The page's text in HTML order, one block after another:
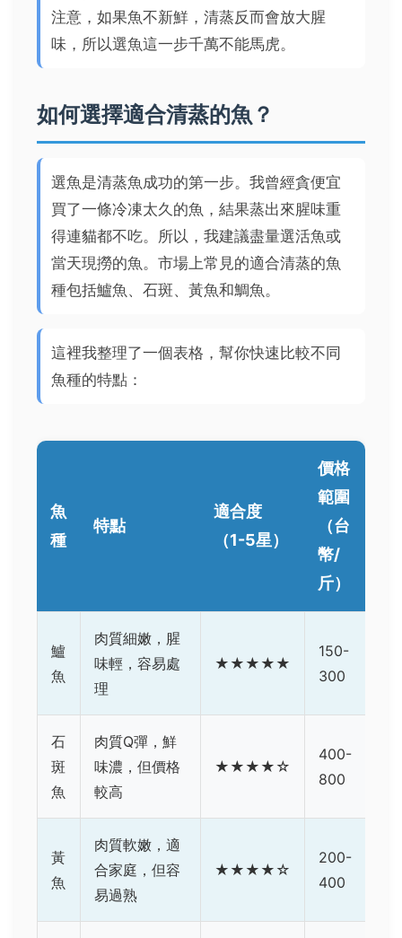
注意，如果魚不新鮮，清蒸反而會放大腥
味，所以選魚這一步千萬不能馬虎。
如何選擇適合清蒸的魚？
選魚是清蒸魚成功的第一步。我曾經貪便宜
買了一條冷凍太久的魚，結果蒸出來腥味重
得連貓都不吃。所以，我建議盡量選活魚或
當天現撈的魚。市場上常見的適合清蒸的魚
種包括鱸魚、石斑、黃魚和鯛魚。
這裡我整理了一個表格，幫你快速比較不同
魚種的特點：
魚
種
特點
適合度
（1-5星）
價格
範圍
（台
幣/
斤）
鱸
魚
肉質細嫩，腥
味輕，容易處
理
★★★★★
150-
300
石
斑
魚
肉質Q彈，鮮
味濃，但價格
較高
★★★★☆
400-
800
黃
魚
肉質軟嫩，適
合家庭，但容
易過熟
★★★★☆
200-
400